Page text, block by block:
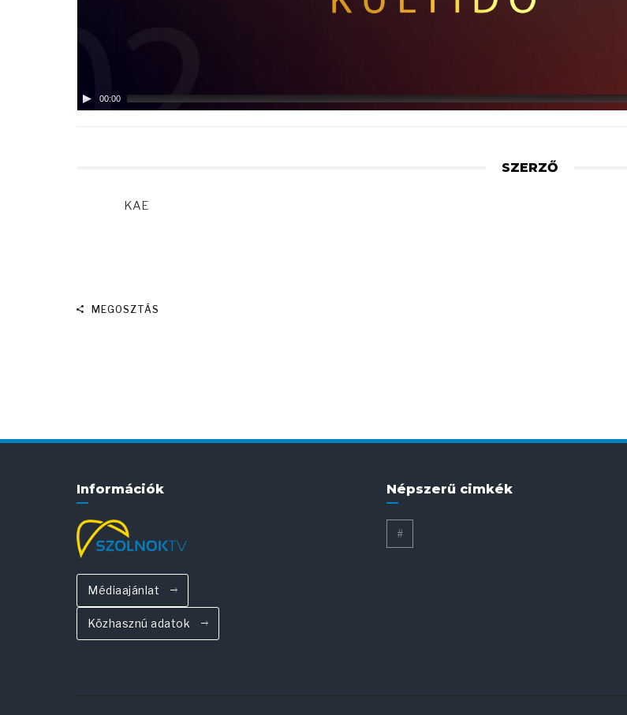
00:00
SZERZŐ
KAE
MEGOSZTÁS
Információk
Médiaajánlat
Közhasznú adatok
Népszerű cimkék
#